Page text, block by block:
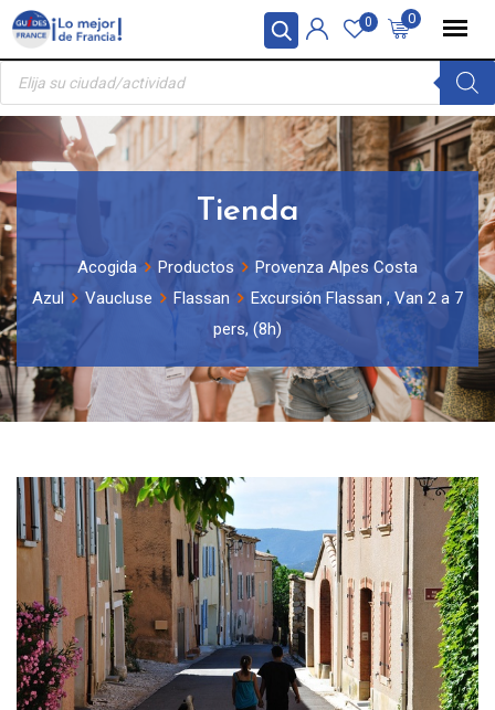
Panel de gestión de cookies
Skip
content
0
0
Búsqueda
productos
Tienda
Acogida Productos
Provenza Alpes Costa
Azul
Vaucluse Flassan
Excursión Flassan , Van 2 a 7
pers, (8h)